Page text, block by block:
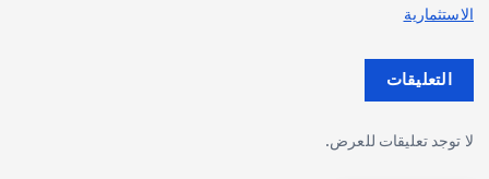
الاستثمارية
التعليقات
لا توجد تعليقات للعرض.